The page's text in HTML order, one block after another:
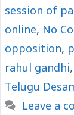
session of
online, No
opposition,
rahul gandhi,
Telugu
Leave a